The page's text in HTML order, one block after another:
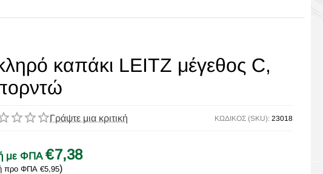
καπάκι LEITZ μέγεθος C,
Γράψτε μια κριτική ΚΩΔΙΚΟΣ (SKU): 23018
με ΦΠΑ €7,38
προ ΦΠΑ €5,95)